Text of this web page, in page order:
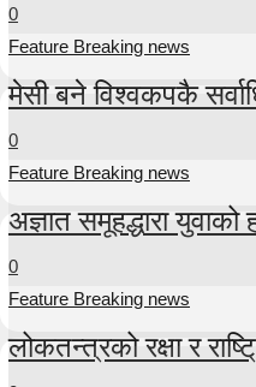
0
Feature Breaking news
मेसी बने विश्वकपकै
0
Feature Breaking news
अज्ञात समूहद्धारा युवाको
0
Feature Breaking news
लोकतन्त्रको रक्षा र